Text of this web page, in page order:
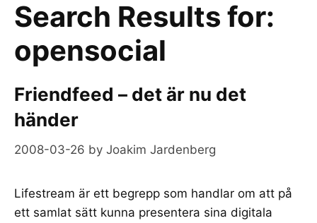
Search Results for:
opensocial
Friendfeed – det är nu det
händer
2008-03-26 by Joakim Jardenberg
Lifestream är ett begrepp som handlar om att på
ett samlat sätt kunna presentera sina digitala